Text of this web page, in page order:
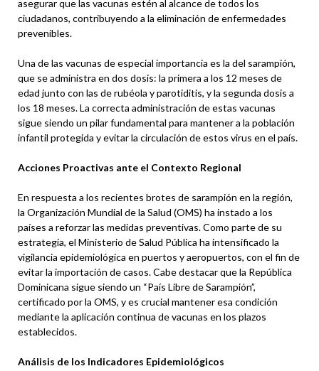
asegurar que las vacunas estén al alcance de todos los
ciudadanos, contribuyendo a la eliminación de enfermedades
prevenibles.
Una de las vacunas de especial importancia es la del sarampión,
que se administra en dos dosis: la primera a los 12 meses de
edad junto con las de rubéola y parotiditis, y la segunda dosis a
los 18 meses. La correcta administración de estas vacunas
sigue siendo un pilar fundamental para mantener a la población
infantil protegida y evitar la circulación de estos virus en el país.
Acciones Proactivas ante el Contexto Regional
En respuesta a los recientes brotes de sarampión en la región,
la Organización Mundial de la Salud (OMS) ha instado a los
países a reforzar las medidas preventivas. Como parte de su
estrategia, el Ministerio de Salud Pública ha intensificado la
vigilancia epidemiológica en puertos y aeropuertos, con el fin de
evitar la importación de casos. Cabe destacar que la República
Dominicana sigue siendo un “País Libre de Sarampión”,
certificado por la OMS, y es crucial mantener esa condición
mediante la aplicación continua de vacunas en los plazos
establecidos.
Análisis de los Indicadores Epidemiológicos